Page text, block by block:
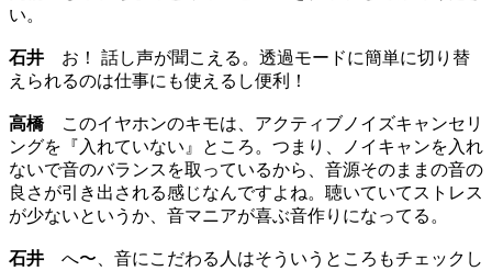
い。
石井 お！ 話し声が聞こえる。透過モードに簡単に切り替
えられるのは仕事にも使えるし便利！
高橋このイヤホンのキモは、アクティブノイズキャンセリ
ングを『入れていない』ところ。つまり、ノイキャンを入れ
ないで音のバランスを取っているから、音源そのままの音の
良さが引き出される感じなんですよね。聴いていてストレス
が少ないというか、音マニアが喜ぶ音作りになってる。
石井 へ〜、音にこだわる人はそういうところもチェックし